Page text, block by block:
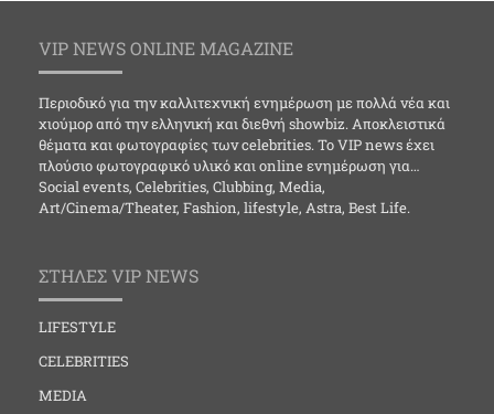
VIP NEWS ONLINE MAGAZINE
Περιοδικό για την καλλιτεχνική ενημέρωση με πολλά νέα και
χιούμορ από την ελληνική και διεθνή showbiz. Αποκλειστικά
θέματα και φωτογραφίες των celebrities. Το VIP news έχει
πλούσιο φωτογραφικό υλικό και online ενημέρωση για…
Social events, Celebrities, Clubbing, Media,
Art/Cinema/Theater, Fashion, lifestyle, Astra, Best Life.
ΣΤΗΛΕΣ VIP NEWS
LIFESTYLE
CELEBRITIES
MEDIA